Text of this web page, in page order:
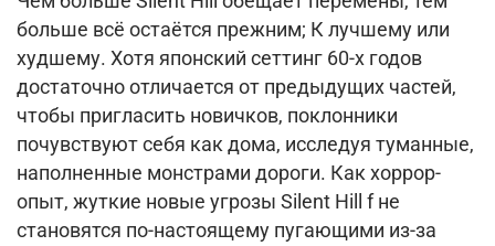
больше всё остаётся прежним; К лучшему или
худшему. Хотя японский сеттинг 60-х годов
достаточно отличается от предыдущих частей,
чтобы пригласить новичков, поклонники
почувствуют себя как дома, исследуя туманные,
наполненные монстрами дороги. Как хоррор-
опыт, жуткие новые угрозы Silent Hill f не
становятся по-настоящему пугающими из-за